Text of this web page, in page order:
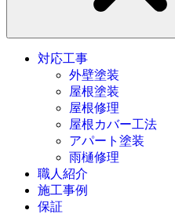
対応工事
外壁塗装
屋根塗装
屋根修理
屋根カバー工法
アパート塗装
雨樋修理
職人紹介
施工事例
保証